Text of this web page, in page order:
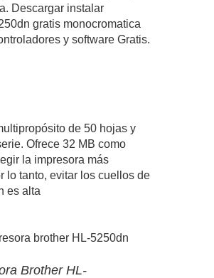
Descargar instalar
gratis monocromatica
y software Gratis.
de 50 hojas y
Ofrece 32 MB como
la impresora más
lo tanto, evitar los cuellos de
es alta
brother HL-5250dn
Brother HL-